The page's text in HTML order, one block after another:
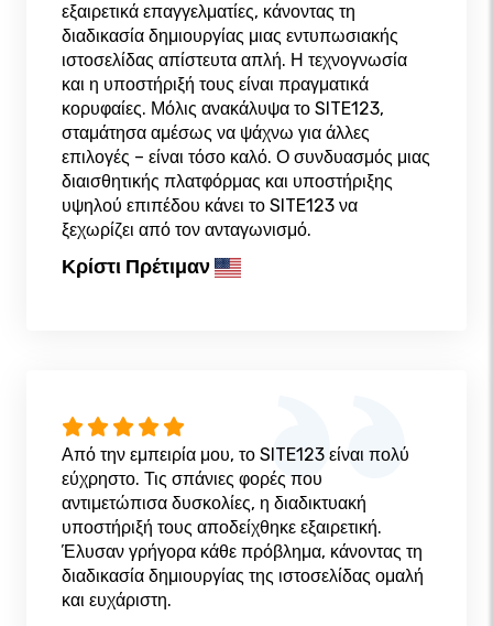
εξαιρετικά επαγγελματίες, κάνοντας τη
διαδικασία δημιουργίας μιας εντυπωσιακής
ιστοσελίδας απίστευτα απλή. Η τεχνογνωσία
και η υποστήριξή τους είναι πραγματικά
κορυφαίες. Μόλις ανακάλυψα το SITE123,
σταμάτησα αμέσως να ψάχνω για άλλες
επιλογές – είναι τόσο καλό. Ο συνδυασμός μιας
διαισθητικής πλατφόρμας και υποστήριξης
υψηλού επιπέδου κάνει το SITE123 να
ξεχωρίζει από τον ανταγωνισμό.
Κρίστι Πρέτιμαν
Από την εμπειρία μου, το SITE123 είναι πολύ
εύχρηστο. Τις σπάνιες φορές που
αντιμετώπισα δυσκολίες, η διαδικτυακή
υποστήριξή τους αποδείχθηκε εξαιρετική.
Έλυσαν γρήγορα κάθε πρόβλημα, κάνοντας τη
διαδικασία δημιουργίας της ιστοσελίδας ομαλή
και ευχάριστη.